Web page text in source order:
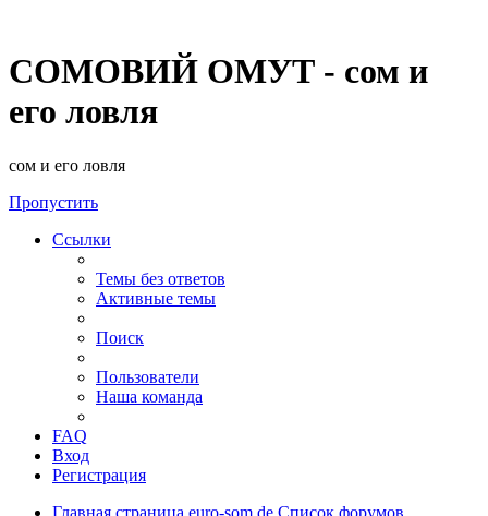
СОМОВИЙ ОМУТ - сом и
его ловля
сом и его ловля
Пропустить
Ссылки
Темы без ответов
Активные темы
Поиск
Пользователи
Наша команда
FAQ
Вход
Регистрация
Главная страница euro-som.de Список форумов